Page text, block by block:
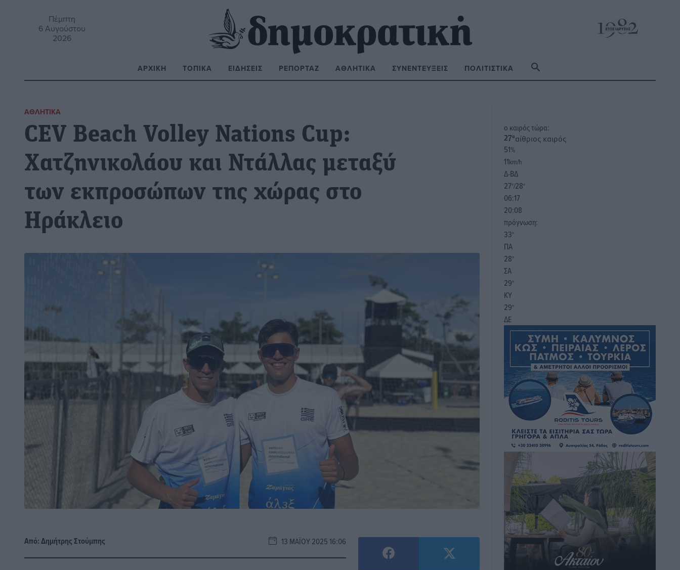
Πέμπτη
6 Αυγούστου
2026
ΑΡΧΙΚΉ ΤΟΠΙΚΆ ΕΙΔΉΣΕΙΣ ΡΕΠΟΡΤΆΖ ΑΘΛΗΤΙΚΆ ΣΥΝΕΝΤΕΎΞΕΙΣ ΠΟΛΙΤΙΣΤΙΚΆ
ΑΘΛΗΤΙΚΆ
CEV Beach Volley Nations Cup:
Χατζηνικολάου και Ντάλλας μεταξύ
των εκπροσώπων της χώρας στο
Ηράκλειο
Από:Δημήτρης Στούμπης 13 ΜΑΪ́ΟΥ 2025 16:06
o καιρός τώρα:
27°αίθριος καιρός
51%
11km/h
Δ-ΒΔ
27°/28°
06:17
20:08
πρόγνωση:
33°
ΠΑ
28°
ΣΑ
29°
ΚΥ
29°
ΔΕ